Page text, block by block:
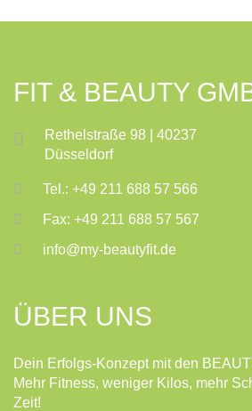
FIT & BEAUTY
Rethelstraße 98 | 40237
Düsseldorf
Tel.: +49 211 688 57 566
Fax: +49 211 688 57 567
info@my-beautyfit.de
ÜBER UNS
Dein Erfolgs-Konzept mit den
Mehr Fitness, weniger Kilos, mehr
Zeit!